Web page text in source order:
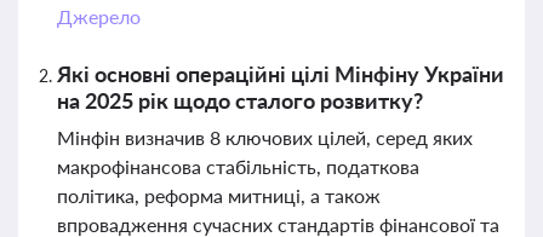
Джерело
Які основні операційні цілі Мінфіну України
на 2025 рік щодо сталого розвитку?
Мінфін визначив 8 ключових цілей, серед яких
макрофінансова стабільність, податкова
політика, реформа митниці, а також
впровадження сучасних стандартів фінансової та